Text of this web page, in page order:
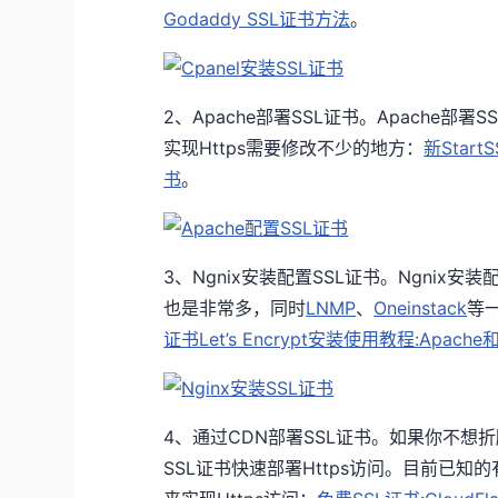
Godaddy SSL证书方法。
2、Apache部署SSL证书。Apache部署
实现Https需要修改不少的地方：新
书。
3、Ngnix安装配置SSL证书。Ngnix安装
也是非常多，同时LNMP、 Oneinstack等
证书Let’s Encrypt安装使用教程:Apache
4、通过CDN部署SSL证书。如果你不想
SSL证书快速部署Https访问。目前已知的